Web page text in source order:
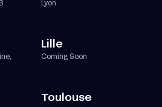
Lyon
Lille
Coming Soon
Toulouse